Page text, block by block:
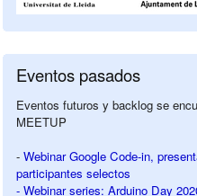
Eventos pasados
Eventos futuros y backlog se
MEETUP
- Webinar Google Code-in,
participantes selectos
- Webinar series: Arduino Day